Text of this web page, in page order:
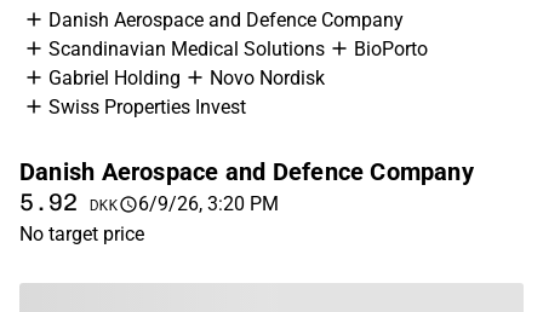
Danish Aerospace and Defence Company
Scandinavian Medical Solutions
BioPorto
Gabriel Holding
Novo Nordisk
Swiss Properties Invest
Danish Aerospace and Defence Company
5.92 DKK
6/9/26, 3:20 PM
No target price